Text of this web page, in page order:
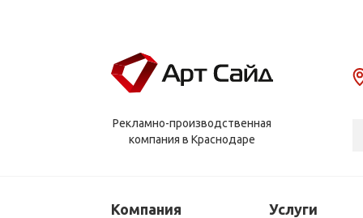
Рекламно-производственная
компания в Краснодаре
Компания Услуги